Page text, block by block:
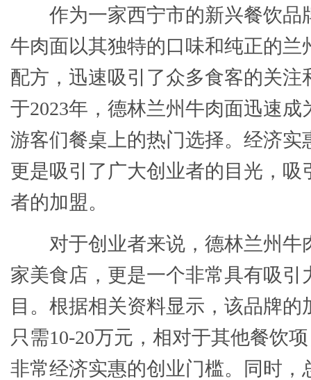
作为一家西宁市的新兴餐饮品
牛肉面以其独特的口味和纯正的兰
配方，迅速吸引了众多食客的关注
于2023年，德林兰州牛肉面迅速成
游客们餐桌上的热门选择。经济实
更是吸引了广大创业者的目光，吸
者的加盟。
对于创业者来说，德林兰州牛
家美食店，更是一个非常具有吸引
目。根据相关资料显示，该品牌的
只需10-20万元，相对于其他餐饮
非常经济实惠的创业门槛。同时，